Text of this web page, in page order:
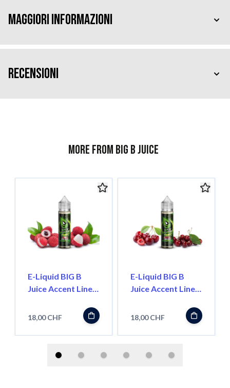
Maggiori Informazioni
Recensioni
More from Big B Juice
E-Liquid BIG B
Juice Accent Line,
''Shortfill''
18,00 CHF
E-Liquid BIG B
Juice Accent Line,
''Shortfill''
18,00 CHF